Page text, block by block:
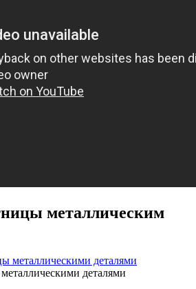
металлическим
деталями